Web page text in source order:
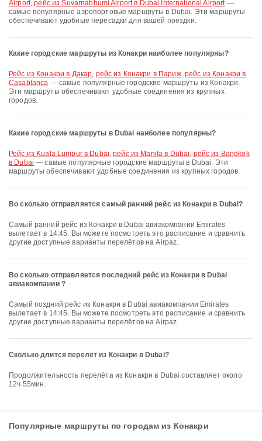
Airport,рейс из Suvarnabhumi Airport в Dubai International Airport—
самые популярные аэропортовые маршруты в Dubai. Эти маршруты
обеспечивают удобные пересадки для вашей поездки.
Какие городские маршруты из Конакри наиболее популярны?
рейс из Конакри в Дакар, рейс из Конакри в Париж,рейс из Конакри в
Casablanca — самые популярные городские маршруты из Конакри.
Эти маршруты обеспечивают удобные соединения из крупных
городов.
Какие городские маршруты в Dubai наиболее популярны?
рейс из Kuala Lumpur в Dubai,рейс из Manila в Dubai, рейс из Bangkok
в Dubai — самые популярные городские маршруты в Dubai. Эти
маршруты обеспечивают удобные соединения из крупных городов.
Во сколько отправляется самый ранний рейс из Конакри в Dubai?
Самый ранний рейс из Конакри в Dubai авиакомпании Emirates
вылетает в 14:45. Вы можете посмотреть это расписание и сравнить
другие доступные варианты перелётов на Airpaz.
Во сколько отправляется последний рейс из Конакри в Dubai
авиакомпании ?
Самый поздний рейс из Конакри в Dubai авиакомпании Emirates
вылетает в 14:45. Вы можете посмотреть это расписание и сравнить
другие доступные варианты перелётов на Airpaz.
Сколько длится перелёт из Конакри в Dubai?
Продолжительность перелёта из Конакри в Dubai составляет около
12ч 55мин.
Популярные маршруты по городам из Конакри